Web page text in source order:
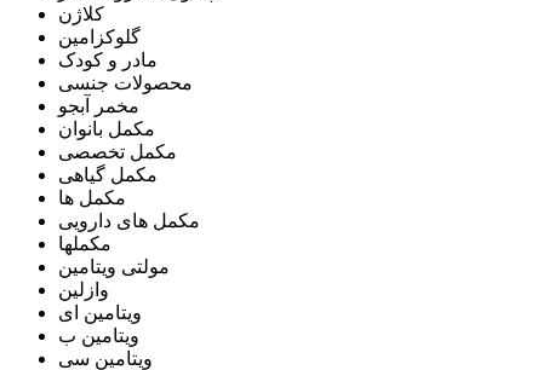
کلاژن
گلوکزامین
مادر و کودک
محصولات جنسی
مخمر آبجو
مکمل بانوان
مکمل تخصصی
مکمل گیاهی
مکمل ها
مکمل های دارویی
مکملها
مولتی ویتامین
وازلین
ویتامین ای
ویتامین ب
ویتامین سی